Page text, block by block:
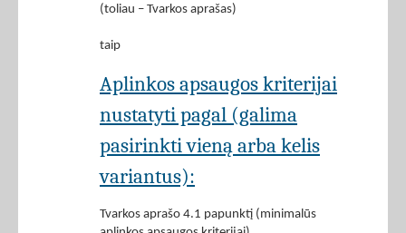
(toliau – Tvarkos aprašas)
taip
Aplinkos apsaugos kriterijai
nustatyti pagal (galima
pasirinkti vieną arba kelis
variantus):
Tvarkos aprašo 4.1 papunktį (minimalūs